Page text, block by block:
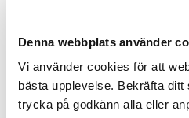
Denna webbplats använder
Vi använder cookies för att
bästa upplevelse. Bekräfta
trycka på godkänn alla eller
Mudd